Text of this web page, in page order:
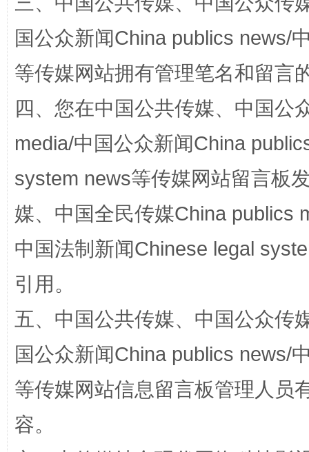
阿坝州三大球赛在茂县开幕 规模
国公众新闻China publics news/
等传媒网站拥有管理笔名和留言
四、您在中国公共传媒、中国公
media/中国公众新闻China
system news等传媒网站留言板
媒、中国全民传媒China publics
中国法制新闻Chinese legal
引用。
五、中国公共传媒、中国公众传
国公众新闻China publics news/
等传媒网站信息留言板管理人员
容。